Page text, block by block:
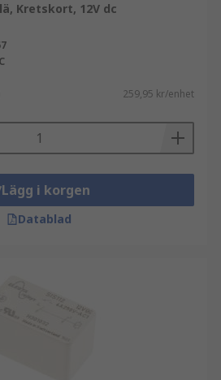
Kretskort, 12V dc
259,95 kr/enhet
Lägg i korgen
Datablad